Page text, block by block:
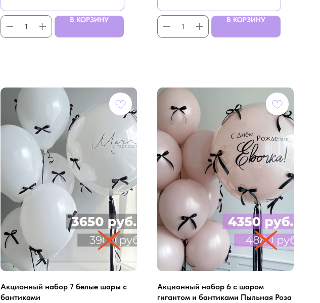
В КОРЗИНУ В КОРЗИНУ
Aкционный нaбор 7 белые шaры с
бaнтикaми
Aкционный нaбор 6 c шaром
гигaнтом и бaнтикaми Пыльнaя Розa